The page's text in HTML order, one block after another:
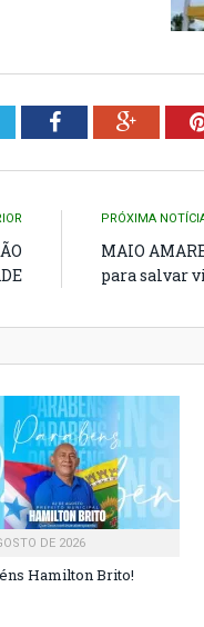
Facebook
PRÓXIMA
MAIO
para salvar
DE 2026
Hamilton Brito!